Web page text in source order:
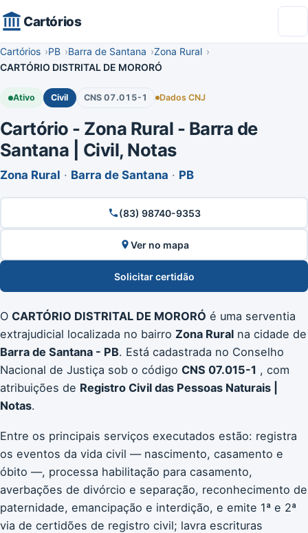
Cartórios
Cartórios PB Barra de Santana
Zona Rural
CARTÓRIO DISTRITAL DE MORORÓ
Ativo Civil CNS 07.015-1 Dados CNJ
Cartório - Zona Rural - Barra de
Santana | Civil, Notas
Zona Rural · Barra de Santana · PB
(83) 98740-9353
Ver no mapa
Solicitar certidão
O CARTÓRIO DISTRITAL DE MORORÓ é uma serventia
extrajudicial localizada no bairro Zona Rural na cidade de
Barra de Santana - PB. Está cadastrada no Conselho
Nacional de Justiça sob o código CNS 07.015-1 , com
atribuições de Registro Civil das Pessoas Naturais |
Notas.
Entre os principais serviços executados estão: registra
os eventos da vida civil — nascimento, casamento e
óbito —, processa habilitação para casamento,
averbações de divórcio e separação, reconhecimento de
paternidade, emancipação e interdição, e emite 1ª e 2ª
via de certidões de registro civil; lavra escrituras